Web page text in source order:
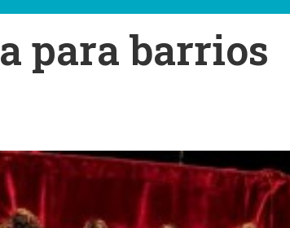
para barrios